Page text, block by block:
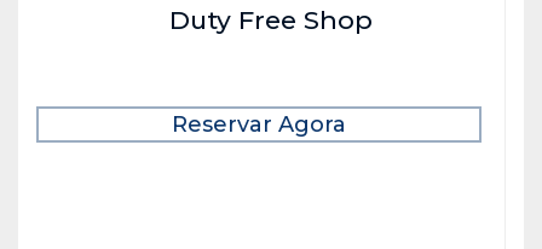
Duty Free Shop
Reservar Agora